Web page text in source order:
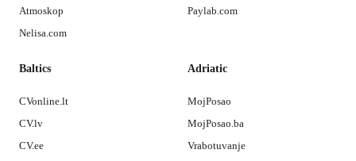
Atmoskop
Nelisa.com
Paylab.com
Baltics
CVonline.lt
CV.lv
CV.ee
Adriatic
MojPosao
MojPosao.ba
Vrabotuvanje